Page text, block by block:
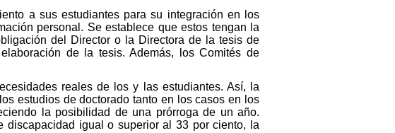
a sus estudiantes para su integración en los
personal. Se establece que estos tengan la
del Director o la Directora de la tesis de
de la tesis. Además, los Comités de
reales de los y las estudiantes. Así, la
estudios de doctorado tanto en los casos en los
la posibilidad de una prórroga de un año.
discapacidad igual o superior al 33 por ciento, la